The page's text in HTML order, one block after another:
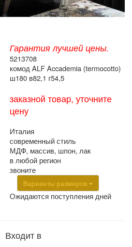
Гарантия лучшей цены.
5213708
комод ALF Accademia (termocotto)
ш180 в82,1 г54,5
заказной товар, уточните
цену
Италия
современный стиль
МДФ, массив, шпон, лак
в любой регион
звоните
Варианты размеров
Ожидаются поступления дней
Входит в